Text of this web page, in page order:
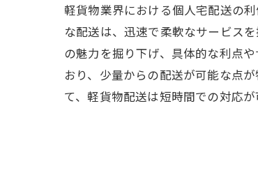
軽貨物業界における個人宅配送の
な配送は、迅速で柔軟なサービス
の魅力を掘り下げ、具体的な利点
おり、少量からの配送が可能な点
て、軽貨物配送は短時間での対応